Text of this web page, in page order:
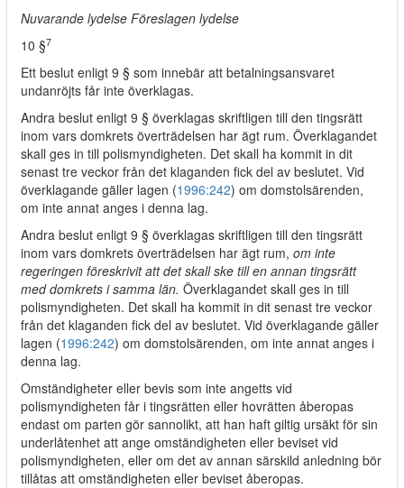
Nuvarande lydelse Föreslagen lydelse
10 §7
Ett beslut enligt 9 § som innebär att betalningsansvaret
undanröjts får inte överklagas.
Andra beslut enligt 9 § överklagas skriftligen till den tingsrätt
inom vars domkrets överträdelsen har ägt rum. Överklagandet
skall ges in till polismyndigheten. Det skall ha kommit in dit
senast tre veckor från det klaganden fick del av beslutet. Vid
överklagande gäller lagen (1996:242) om domstolsärenden,
om inte annat anges i denna lag.
Andra beslut enligt 9 § överklagas skriftligen till den tingsrätt
inom vars domkrets överträdelsen har ägt rum, om inte
regeringen föreskrivit att det skall ske till en annan tingsrätt
med domkrets i samma län. Överklagandet skall ges in till
polismyndigheten. Det skall ha kommit in dit senast tre veckor
från det klaganden fick del av beslutet. Vid överklagande gäller
lagen (1996:242) om domstolsärenden, om inte annat anges i
denna lag.
Omständigheter eller bevis som inte angetts vid
polismyndigheten får i tingsrätten eller hovrätten åberopas
endast om parten gör sannolikt, att han haft giltig ursäkt för sin
underlåtenhet att ange omständigheten eller beviset vid
polismyndigheten, eller om det av annan särskild anledning bör
tillåtas att omständigheten eller beviset åberopas.